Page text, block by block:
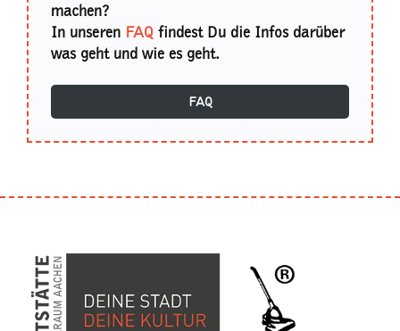
machen?
In unseren FAQ findest Du die Infos darüber
was geht und wie es geht.
FAQ